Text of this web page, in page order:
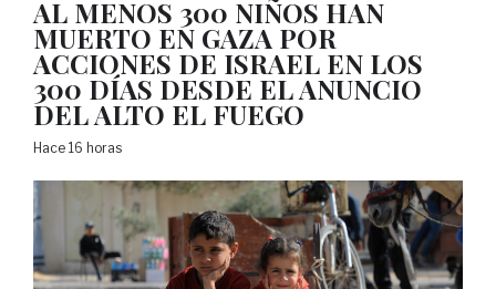
AL MENOS 300 NIÑOS HAN
MUERTO EN GAZA POR
ACCIONES DE ISRAEL EN LOS
300 DÍAS DESDE EL ANUNCIO
DEL ALTO EL FUEGO
Hace 16 horas